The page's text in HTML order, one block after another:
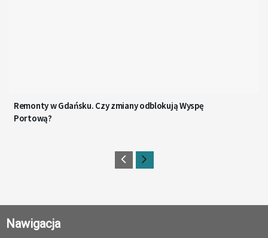
Remonty w Gdańsku. Czy zmiany odblokują Wyspę
Portową?
Nawigacja